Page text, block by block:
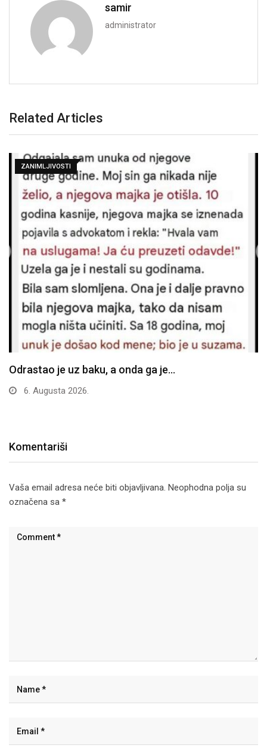
samir
administrator
Related Articles
ZANIMLJIVOSTI
Odrastao je uz baku, a onda ga je…
6. Augusta 2026.
Komentariši
Vaša email adresa neće biti objavljivana. Neophodna polja su
označena sa *